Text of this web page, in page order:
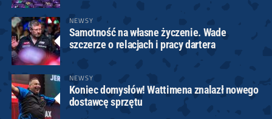
NEWSY
Samotność na własne życzenie. Wade
szczerze o relacjach i pracy dartera
NEWSY
Koniec domysłów! Wattimena znalazł nowego
dostawcę sprzętu